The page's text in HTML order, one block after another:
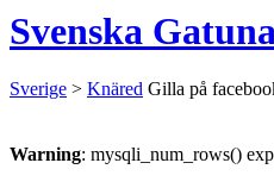
Svenska
Sverige > Knäred Gilla på
Warning: mysqli_num_rows()